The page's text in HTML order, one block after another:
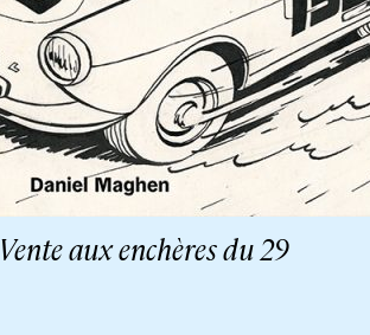
aux enchères du 29